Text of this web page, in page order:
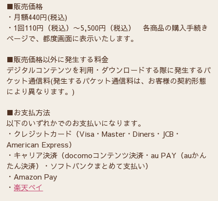
■販売価格
・月額440円(税込)
・1回110円（税込）〜5,500円（税込） 各商品の購入手続き
ページで、都度画面に表示いたします。
■販売価格以外に発生する料金
デジタルコンテンツを利用・ダウンロードする際に発生するパ
ケット通信料(発生するパケット通信料は、お客様の契約形態
により異なります。)
■お支払方法
以下のいずれかでのお支払いになります。
・クレジットカード（Visa・Master・Diners・JCB・
American Express）
・キャリア決済（docomoコンテンツ決済・au PAY（auかん
たん決済）・ソフトバンクまとめて支払い）
・Amazon Pay
・ 楽天ペイ